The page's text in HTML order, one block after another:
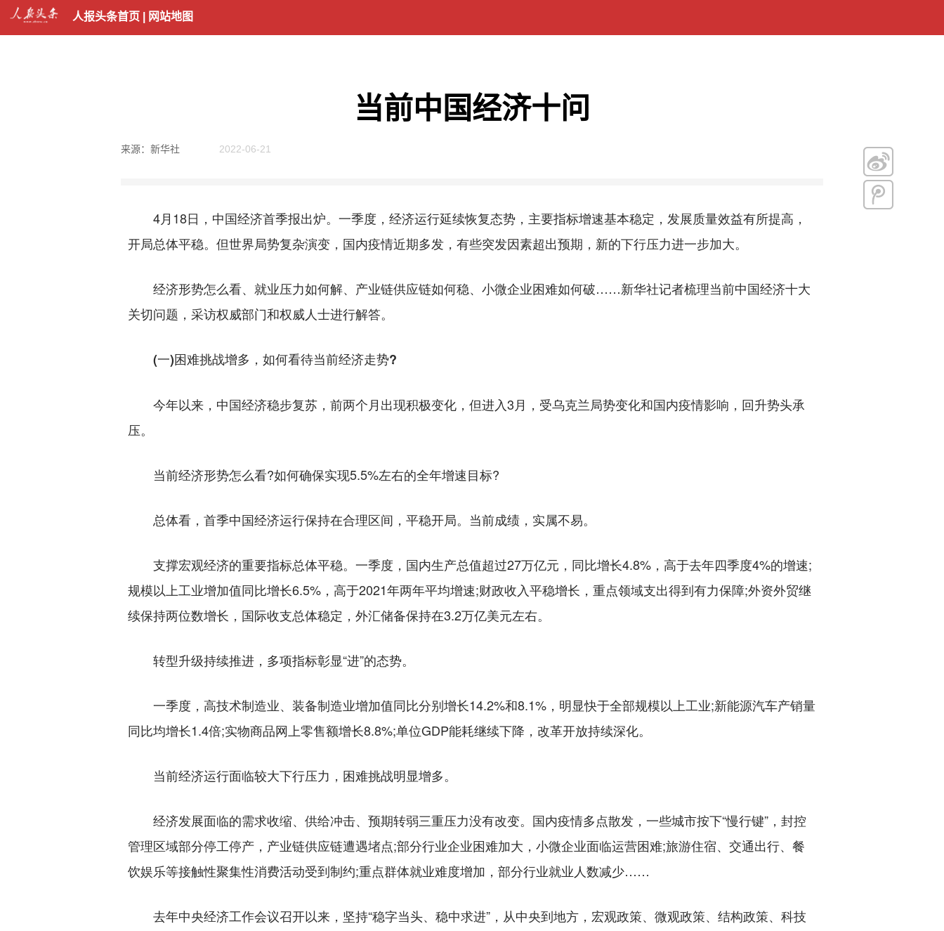
人报头条首页 网站地图
当前中国经济十问
来源：新华社 2022-06-21
4月18日，中国经济首季报出炉。一季度，经济运行延续恢复态势，主要指标增速基本稳定，发展质量效益有所提高，
开局总体平稳。但世界局势复杂演变，国内疫情近期多发，有些突发因素超出预期，新的下行压力进一步加大。
经济形势怎么看、就业压力如何解、产业链供应链如何稳、小微企业困难如何破……新华社记者梳理当前中国经济十大
关切问题，采访权威部门和权威人士进行解答。
(一)困难挑战增多，如何看待当前经济走势?
今年以来，中国经济稳步复苏，前两个月出现积极变化，但进入3月，受乌克兰局势变化和国内疫情影响，回升势头承
压。
当前经济形势怎么看?如何确保实现5.5%左右的全年增速目标?
总体看，首季中国经济运行保持在合理区间，平稳开局。当前成绩，实属不易。
支撑宏观经济的重要指标总体平稳。一季度，国内生产总值超过27万亿元，同比增长4.8%，高于去年四季度4%的增速;
规模以上工业增加值同比增长6.5%，高于2021年两年平均增速;财政收入平稳增长，重点领域支出得到有力保障;外资外贸继
续保持两位数增长，国际收支总体稳定，外汇储备保持在3.2万亿美元左右。
转型升级持续推进，多项指标彰显“进”的态势。
一季度，高技术制造业、装备制造业增加值同比分别增长14.2%和8.1%，明显快于全部规模以上工业;新能源汽车产销量
同比均增长1.4倍;实物商品网上零售额增长8.8%;单位GDP能耗继续下降，改革开放持续深化。
当前经济运行面临较大下行压力，困难挑战明显增多。
经济发展面临的需求收缩、供给冲击、预期转弱三重压力没有改变。国内疫情多点散发，一些城市按下“慢行键”，封控
管理区域部分停工停产，产业链供应链遭遇堵点;部分行业企业困难加大，小微企业面临运营困难;旅游住宿、交通出行、餐
饮娱乐等接触性聚集性消费活动受到制约;重点群体就业难度增加，部分行业就业人数减少……
去年中央经济工作会议召开以来，坚持“稳字当头、稳中求进”，从中央到地方，宏观政策、微观政策、结构政策、科技